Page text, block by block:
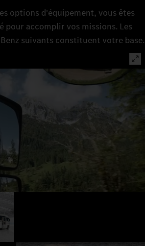
options d'équipement, vous êtes
pour accomplir vos missions. Les
suivants constituent votre base.